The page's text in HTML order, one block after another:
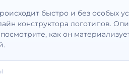
быстро и без особых
конструктора логотипов.
как он